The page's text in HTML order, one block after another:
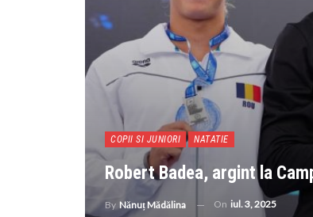
COPII SI JUNIORI NATATIE
Robert Badea, argint la
By Nănuț Mădălina On iul. 3, 2025